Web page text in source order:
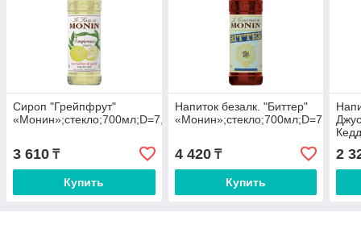
Сироп "Грейпфрут"
«Монин»;стекло;700мл;D=7,H=31см
3 610 ₸
Купить
Напиток безалк. "Биттер"
4 420₸
Купить
2